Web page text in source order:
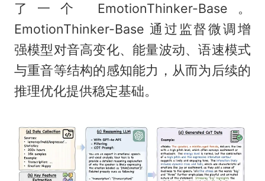
了一个 EmotionThinker-Base。
EmotionThinker-Base 通过监督微调增
强模型对音高变化、能量波动、语速模式
与重音等结构的感知能力，从而为后续的
推理优化提供稳定基础。